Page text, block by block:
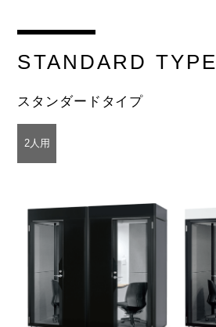
STANDARD TYPE
スタンダードタイプ
2人用